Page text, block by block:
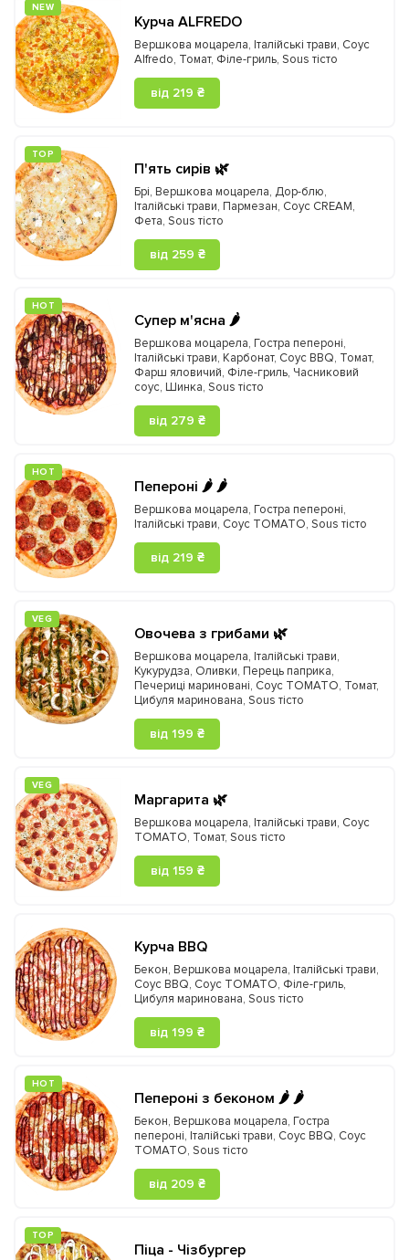
NEW
Курча ALFREDO
Вершкова моцарела, Італійські трави, Соус
Alfredo, Томат, Філе-гриль, Sous тісто
від 219 ₴
ТOP
П'ять сирів 🌿
Брі, Вершкова моцарела, Дор-блю,
Італійські трави, Пармезан, Соус CREAM,
Фета, Sous тісто
від 259 ₴
HOT
Супер м'ясна 🌶️
Вершкова моцарела, Гостра пепероні,
Італійські трави, Карбонат, Соус BBQ, Томат,
Фарш яловичий, Філе-гриль, Часниковий
соус, Шинка, Sous тісто
від 279 ₴
HOT
Пепероні 🌶️ 🌶️
Вершкова моцарела, Гостра пепероні,
Італійські трави, Соус TOMATO, Sous тісто
від 219 ₴
VEG
Овочева з грибами 🌿
Вершкова моцарела, Італійські трави,
Кукурудза, Оливки, Перець паприка,
Печериці мариновані, Соус TOMATO, Томат,
Цибуля маринована, Sous тісто
від 199 ₴
VEG
Маргарита 🌿
Вершкова моцарела, Італійські трави, Соус
TOMATO, Томат, Sous тісто
від 159 ₴
Курча BBQ
Бекон, Вершкова моцарела, Італійські трави,
Соус BBQ, Соус TOMATO, Філе-гриль,
Цибуля маринована, Sous тісто
від 199 ₴
HOT
Пепероні з беконом 🌶️ 🌶️
Бекон, Вершкова моцарела, Гостра
пепероні, Італійські трави, Соус BBQ, Соус
TOMATO, Sous тісто
від 209 ₴
ТOP
Піца - Чізбургер